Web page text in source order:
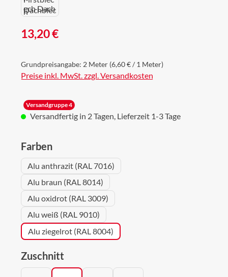
Regulärer Preis:
13,20 €
Grundpreisangabe: 2 Meter (6,60 € / 1 Meter)
Preise inkl. MwSt. zzgl. Versandkosten
Versandgruppe 4
Versandfertig in 2 Tagen, Lieferzeit 1-3 Tage
Farbenauswählen
Alu anthrazit (RAL 7016)
Alu braun (RAL 8014)
Alu oxidrot (RAL 3009)
Alu weiß (RAL 9010)
Alu ziegelrot (RAL 8004)
Zuschnitt